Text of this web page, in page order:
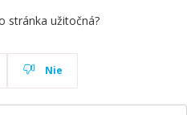
stránka užitočná?
Nie